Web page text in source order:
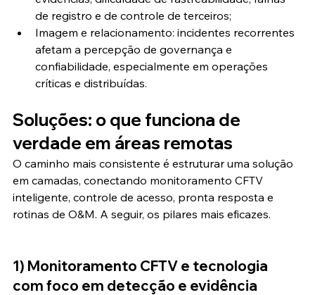
de registro e de controle de terceiros;
Imagem e relacionamento: incidentes recorrentes
afetam a percepção de governança e
confiabilidade, especialmente em operações
críticas e distribuídas.
Soluções: o que funciona de
verdade em áreas remotas
O caminho mais consistente é estruturar uma solução
em camadas, conectando monitoramento CFTV
inteligente, controle de acesso, pronta resposta e
rotinas de O&M. A seguir, os pilares mais eficazes.
1) Monitoramento CFTV e tecnologia
com foco em detecção e evidência